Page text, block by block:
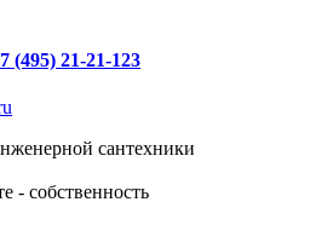
(495) 21-21-123
сантехники
- собственность